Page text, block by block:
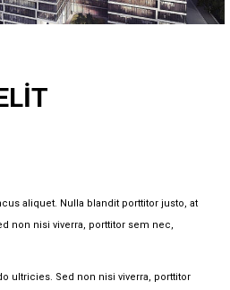
aliquet. Nulla blandit porttitor justo, at
non nisi viverra, porttitor sem nec,
ultricies. Sed non nisi viverra, porttitor